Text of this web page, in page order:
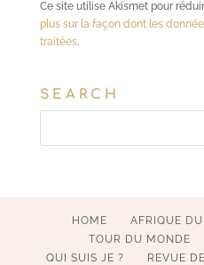
Ce site utilise Akismet pour
plus sur la façon dont les
traitées.
SEARCH
HOME AFRIQUE
TOUR DU MONDE
QUI SUIS JE ?
REVUE